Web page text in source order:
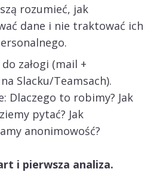
rozumieć, jak
dane i nie traktować ich
załogi (mail +
Slacku/Teamsach).
Dlaczego to robimy? Jak
pytać? Jak
anonimowość?
i pierwsza analiza.